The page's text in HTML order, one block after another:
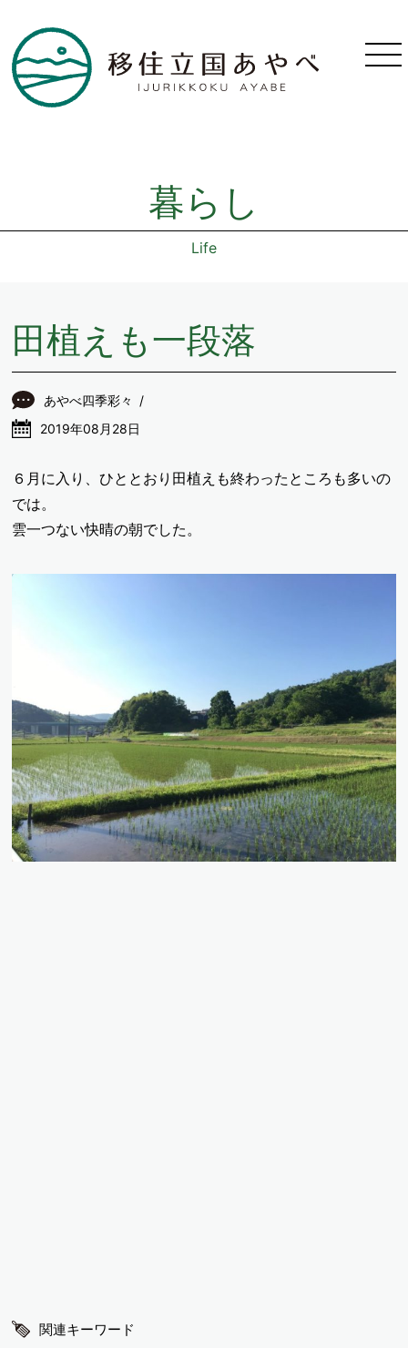
暮らし
Life
田植えも一段落
あやべ四季彩々
2019年08月28日
６月に入り、ひととおり田植えも終わったところも多いの
では。
雲一つない快晴の朝でした。
関連キーワード